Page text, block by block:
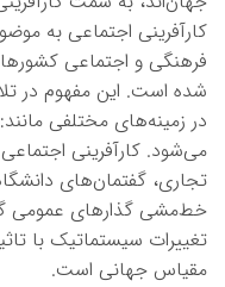
کارآفرینی اجتماعی به
فرهنگی و اجتماعی کشورها
شده است. این مفهوم در
در زمینه‌های مختلفی
می‌شود. کارآفرینی اجتماعی
تجاری، گفتمان‌های
خط‌مشی گذارهای عمومی
تغییرات سیستماتیک با
مقیاس جهانی است.